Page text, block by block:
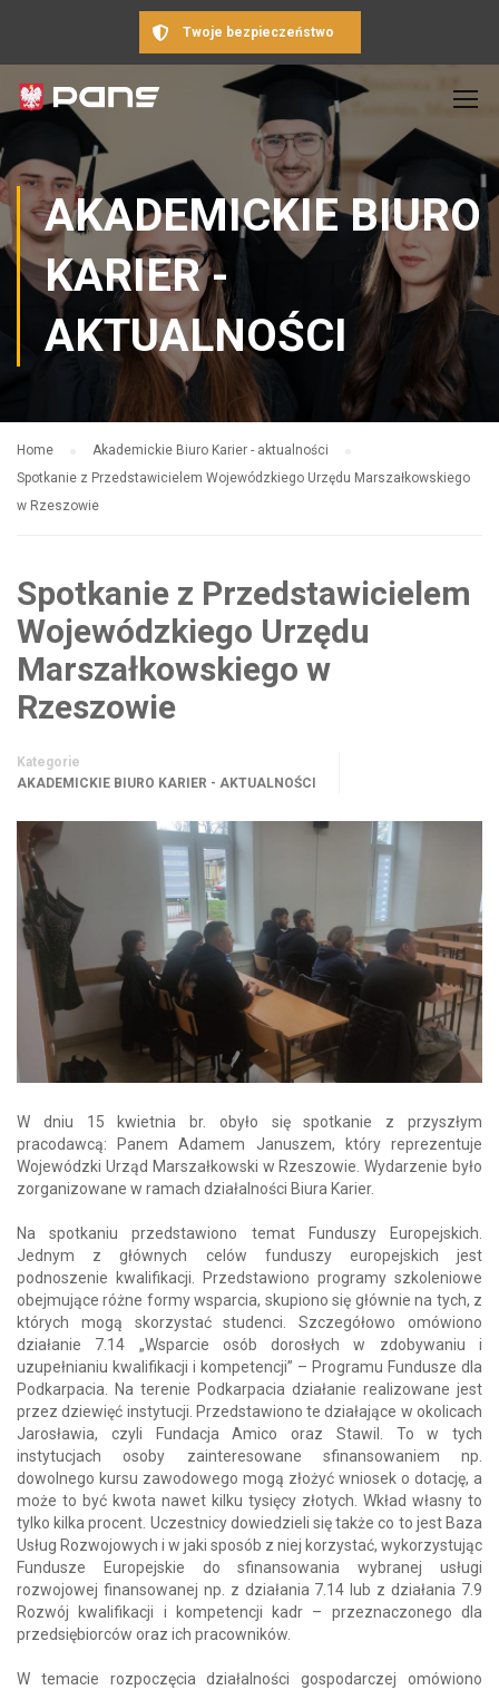
Twoje bezpieczeństwo
AKADEMICKIE BIURO
KARIER -
AKTUALNOŚCI
Home
Akademickie Biuro Karier - aktualności
Spotkanie z Przedstawicielem Wojewódzkiego Urzędu Marszałkowskiego
w Rzeszowie
Spotkanie z Przedstawicielem
Wojewódzkiego Urzędu
Marszałkowskiego w
Rzeszowie
Kategorie
AKADEMICKIE BIURO KARIER - AKTUALNOŚCI
W dniu 15 kwietnia br. obyło się spotkanie z przyszłym
pracodawcą: Panem Adamem Januszem, który reprezentuje
Wojewódzki Urząd Marszałkowski w Rzeszowie. Wydarzenie było
zorganizowane w ramach działalności Biura Karier.
Na spotkaniu przedstawiono temat Funduszy Europejskich.
Jednym z głównych celów funduszy europejskich jest
podnoszenie kwalifikacji. Przedstawiono programy szkoleniowe
obejmujące różne formy wsparcia, skupiono się głównie na tych, z
których mogą skorzystać studenci. Szczegółowo omówiono
działanie 7.14 „Wsparcie osób dorosłych w zdobywaniu i
uzupełnianiu kwalifikacji i kompetencji” – Programu Fundusze dla
Podkarpacia. Na terenie Podkarpacia działanie realizowane jest
przez dziewięć instytucji. Przedstawiono te działające w okolicach
Jarosławia, czyli Fundacja Amico oraz Stawil. To w tych
instytucjach osoby zainteresowane sfinansowaniem np.
dowolnego kursu zawodowego mogą złożyć wniosek o dotację, a
może to być kwota nawet kilku tysięcy złotych. Wkład własny to
tylko kilka procent. Uczestnicy dowiedzieli się także co to jest Baza
Usług Rozwojowych i w jaki sposób z niej korzystać, wykorzystując
Fundusze Europejskie do sfinansowania wybranej usługi
rozwojowej finansowanej np. z działania 7.14 lub z działania 7.9
Rozwój kwalifikacji i kompetencji kadr – przeznaczonego dla
przedsiębiorców oraz ich pracowników.
W temacie rozpoczęcia działalności gospodarczej omówiono